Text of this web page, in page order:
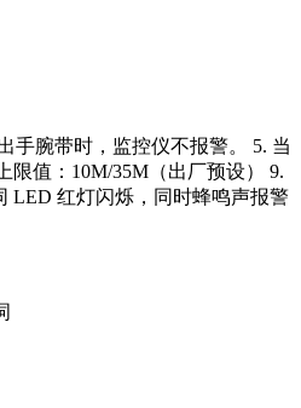
手腕带时，监控仪不报警。 5. 当
限值：10M/35M（出厂预设） 9.
LED 红灯闪烁，同时蜂鸣声报警